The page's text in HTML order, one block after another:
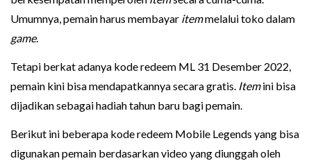
Umumnya, pemain harus membayar itemmelalui toko dalam
game.
Tetapi berkat adanya kode redeem ML 31 Desember 2022,
pemain kini bisa mendapatkannya secara gratis. Itemini bisa
dijadikan sebagai hadiah tahun baru bagi pemain.
Berikut ini beberapa kode redeem Mobile Legends yang bisa
digunakan pemain berdasarkan video yang diunggah oleh